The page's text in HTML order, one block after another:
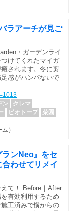
ラアーチが見ご
・ガーデンライ
けてくれたマイガ
されます。冬に剪
感がハンパないで
ン
クレマ
ビオトープ
菜園
）
ランNeo』をセ
わせてリメイ
て！ Before｜After
有効利用するため
工済みで横からの